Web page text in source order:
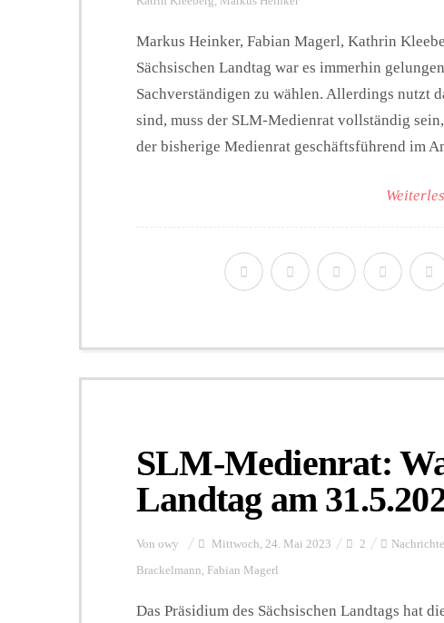
Markus Heinker, Fabian Magerl, Kathrin
Sächsischen Landtag war es immerhin
Sachverständigen zu wählen. Allerdings
sind, muss der SLM-Medienrat vollständig
der bisherige Medienrat geschäftsführend im
SLM-Medienrat:
Landtag am
Von owy Mittwoch, 24. Mai 2023 2
Brackelmann, Fabian Magerl
Das Präsidium des Sächsischen Landtags hat